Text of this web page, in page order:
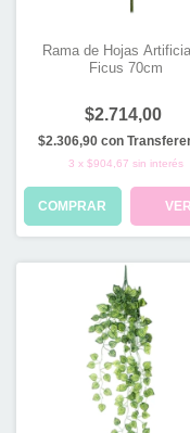
Rama de Hojas
Ficus 70cm
$2.714,00
$2.306,90con
3 x $904,67 sin interés
COMPRAR VER